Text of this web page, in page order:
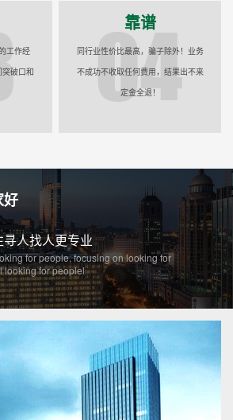
工作经
破口和
靠谱
同行业性价比最高，骗子除外！业务
不成功不收取任何费用，结果出不来
定金全退！
好
人找人更专业
for people, focusing on looking for
looking for peoplel